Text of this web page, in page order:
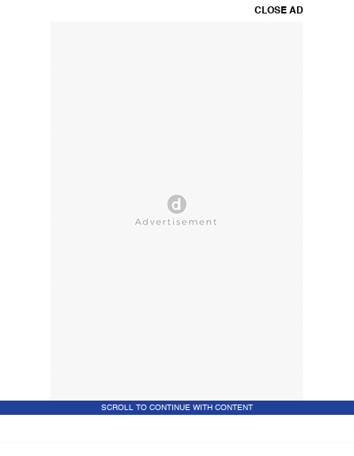
CLOSE AD
SCROLL TO CONTINUE WITH CONTENT